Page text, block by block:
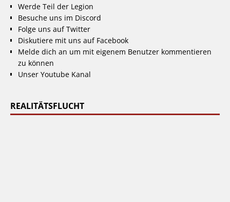
Werde Teil der Legion
Besuche uns im Discord
Folge uns auf Twitter
Diskutiere mit uns auf Facebook
Melde dich an um mit eigenem Benutzer kommentieren
zu können
Unser Youtube Kanal
REALITÄTSFLUCHT